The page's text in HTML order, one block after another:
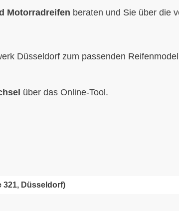
Motorradreifen beraten und Sie über die
Düsseldorf zum passenden
über das Online-Tool.